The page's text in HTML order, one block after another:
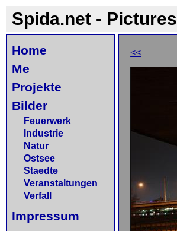
Spida.net - Pictures
Home
Me
Projekte
Bilder
Feuerwerk
Industrie
Natur
Ostsee
Staedte
Veranstaltungen
Verfall
Impressum
<<